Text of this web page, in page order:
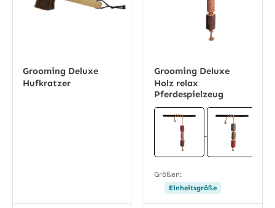
Grooming Deluxe
Hufkratzer
Grooming Deluxe
Holz relax
Pferdespielzeug
Größen:
Einheitsgröße